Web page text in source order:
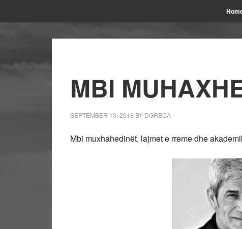
MBI
SEPTEMBER 13, 2018 BY DGRECA
Mbi muxhahedinët, lajmet e rreme dhe